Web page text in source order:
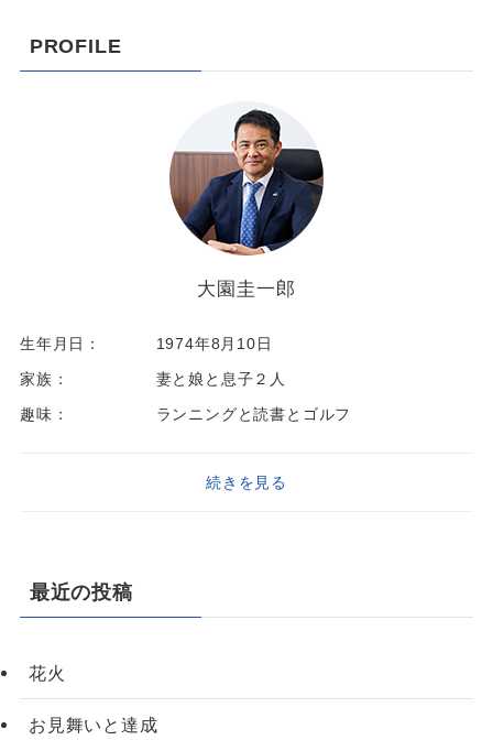
PROFILE
大園圭一郎
生年月日：
1974年8月10日
家族：
妻と娘と息子２人
趣味：
ランニングと読書とゴルフ
続きを見る
最近の投稿
花火
お見舞いと達成